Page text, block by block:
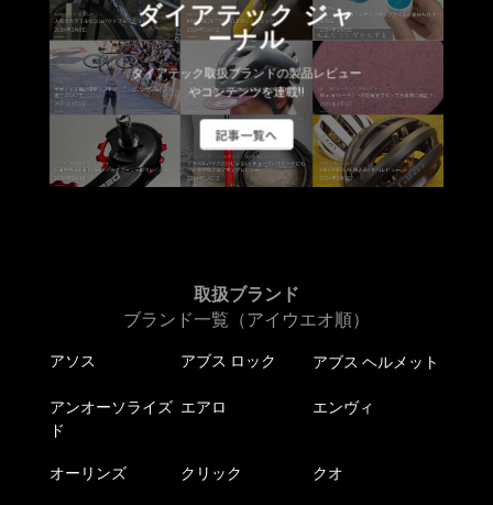
ダイアテック ジャ
ーナル
ダイアテック取扱ブランドの製品レビュー
やコンテンツを連載!!
記事一覧へ
取扱ブランド
ブランド一覧（アイウエオ順）
アソス アブス ロック アブス ヘルメット
アンオーソライズ
ド
エアロ エンヴィ
オーリンズ クリック クオ